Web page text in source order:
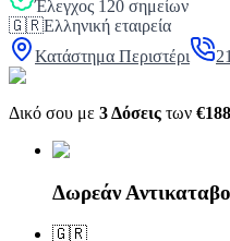
Έλεγχος 120 σημείων
🇬🇷Ελληνική εταιρεία
Κατάστημα Περιστέρι
Δικό σου με 3 Δόσεις των
Δωρεάν
🇬🇷